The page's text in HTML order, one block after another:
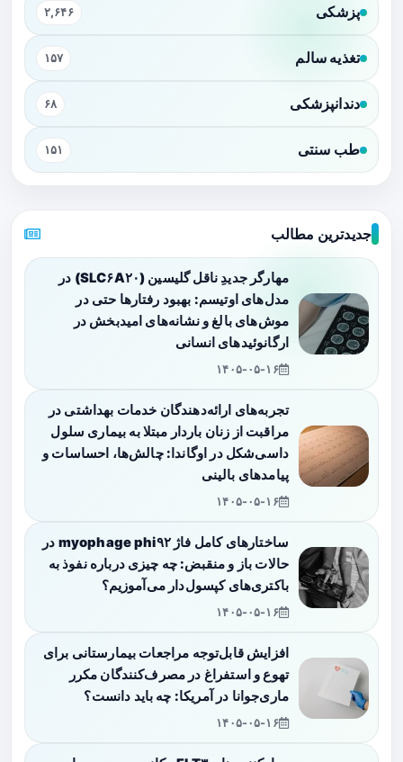
پزشکی ۲,۶۴۶
تغذیه سالم ۱۵۷
دندانپزشکی ۶۸
طب سنتی ۱۵۱
جدیدترین مطالب
مهارگر جدیدِ ناقل گلیسین (SLC۶A۲۰) در
مدل‌های اوتیسم: بهبود رفتارها حتی در
موش‌های بالغ و نشانه‌های امیدبخش در
ارگانوئیدهای انسانی
۱۴۰۵-۰۵-۱۶
تجربه‌های ارائه‌دهندگان خدمات بهداشتی در
مراقبت از زنان باردار مبتلا به بیماری سلول
داسی‌شکل در اوگاندا: چالش‌ها، احساسات و
پیامدهای بالینی
۱۴۰۵-۰۵-۱۶
ساختارهای کامل فاژ myophage phi۹۲ در
حالات باز و منقبض: چه چیزی درباره نفوذ به
باکتری‌های کپسول‌دار می‌آموزیم؟
۱۴۰۵-۰۵-۱۶
افزایش قابل‌توجه مراجعات بیمارستانی برای
تهوع و استفراغ در مصرف‌کنندگان مکرر
ماری‌جوانا در آمریکا: چه باید دانست؟
۱۴۰۵-۰۵-۱۶